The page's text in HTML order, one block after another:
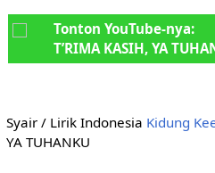
Tonton YouTube-nya:
T’RIMA KASIH, YA
Syair / Lirik Indonesia Kidung
YA TUHANKU